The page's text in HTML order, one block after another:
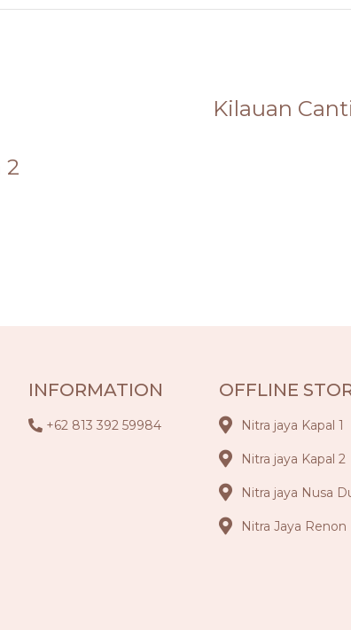
2
Kilauan
INFORMATION
+62 813 392 59984
OFFLINE
Nitra jaya Kapal 1
Nitra jaya Kapal 2
Nitra jaya Nusa
Nitra Jaya Renon